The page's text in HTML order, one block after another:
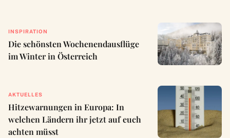
INSPIRATION
Die schönsten Wochenendausflüge
im Winter in Österreich
AKTUELLES
Hitzewarnungen in Europa: In
welchen Ländern ihr jetzt auf euch
achten müsst